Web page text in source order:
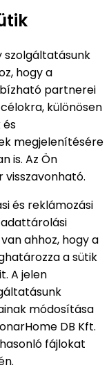
szolgáltatásunk
hogy a
partnerei
különösen
és
megjelenítésére
is. Az Ön
visszavonható.
és reklámozási
ahhoz, hogy a
a sütik
A jelen
módosítása
DB Kft.
fájlokat